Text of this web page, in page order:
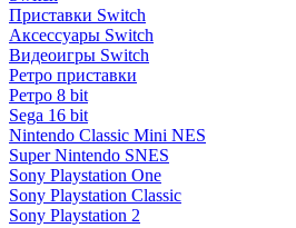
Приставки Switch
Аксессуары Switch
Видеоигры Switch
Ретро приставки
Ретро 8 bit
Sega 16 bit
Nintendo Classic Mini NES
Super Nintendo SNES
Sony Playstation One
Sony Playstation Classic
Sony Playstation 2